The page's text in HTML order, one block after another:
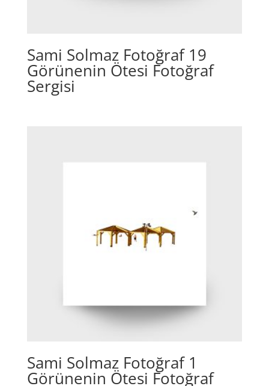
Sami Solmaz Fotoğraf 19
Görünenin Ötesi Fotoğraf
Sergisi
Sami Solmaz Fotoğraf 1
Görünenin Ötesi Fotoğraf